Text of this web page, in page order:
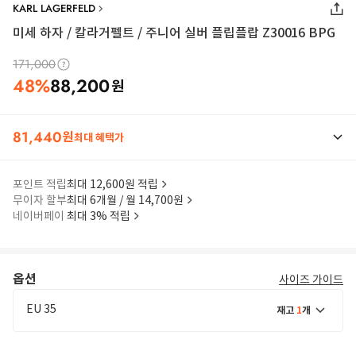
KARL LAGERFELD
미세 하자 / 칼라거펠트 / 주니어 실버 플립플랍 Z30016 BPG
171,000
48%88,200원
81,440원최대 혜택가
포인트 적립최대 12,600원 적립
무이자 할부최대 6개월 / 월 14,700원
네이버페이 최대 3% 적립
옵션 사이즈 가이드
EU 35 재고 1개